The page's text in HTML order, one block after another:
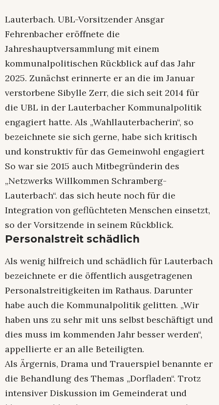
Lauterbach. UBL-Vorsitzender Ansgar
Fehrenbacher eröffnete die
Jahreshauptversammlung mit einem
kommunalpolitischen Rückblick auf das Jahr
2025. Zunächst erinnerte er an die im Januar
verstorbene Sibylle Zerr, die sich seit 2014 für
die UBL in der Lauterbacher Kommunalpolitik
engagiert hatte. Als „Wahllauterbacherin“, so
bezeichnete sie sich gerne, habe sich kritisch
und konstruktiv für das Gemeinwohl engagiert
So war sie 2015 auch Mitbegründerin des
„Netzwerks Willkommen Schramberg-
Lauterbach“. das sich heute noch für die
Integration von geflüchteten Menschen einsetzt,
so der Vorsitzende in seinem Rückblick.
Personalstreit schädlich
Als wenig hilfreich und schädlich für Lauterbach
bezeichnete er die öffentlich ausgetragenen
Personalstreitigkeiten im Rathaus. Darunter
habe auch die Kommunalpolitik gelitten. „Wir
haben uns zu sehr mit uns selbst beschäftigt und
dies muss im kommenden Jahr besser werden“,
appellierte er an alle Beteiligten.
Als Ärgernis, Drama und Trauerspiel benannte er
die Behandlung des Themas „Dorfladen“. Trotz
intensiver Diskussion im Gemeinderat und